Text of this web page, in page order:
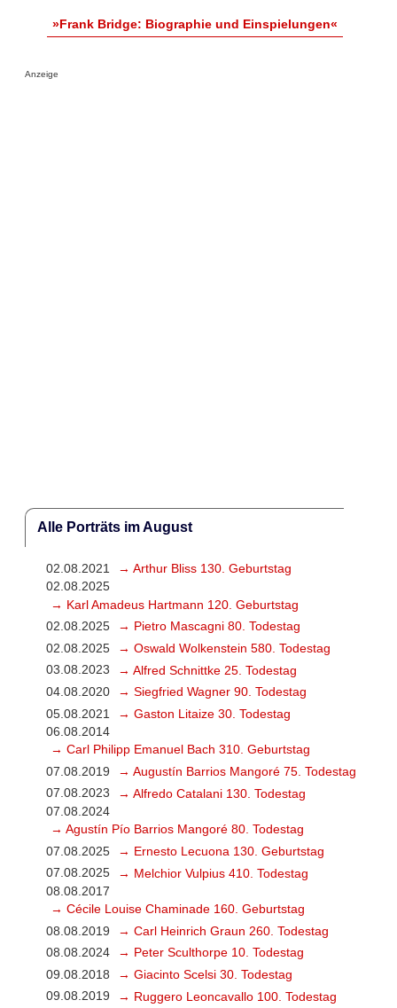
»Frank Bridge: Biographie und Einspielungen«
Anzeige
Alle Porträts im August
02.08.2021
→ Arthur Bliss 130. Geburtstag
02.08.2025
→ Karl Amadeus Hartmann 120. Geburtstag
02.08.2025
→ Pietro Mascagni 80. Todestag
02.08.2025
→ Oswald Wolkenstein 580. Todestag
03.08.2023
→ Alfred Schnittke 25. Todestag
04.08.2020
→ Siegfried Wagner 90. Todestag
05.08.2021
→ Gaston Litaize 30. Todestag
06.08.2014
→ Carl Philipp Emanuel Bach 310. Geburtstag
07.08.2019
→ Augustín Barrios Mangoré 75. Todestag
07.08.2023
→ Alfredo Catalani 130. Todestag
07.08.2024
→ Agustín Pío Barrios Mangoré 80. Todestag
07.08.2025
→ Ernesto Lecuona 130. Geburtstag
07.08.2025
→ Melchior Vulpius 410. Todestag
08.08.2017
→ Cécile Louise Chaminade 160. Geburtstag
08.08.2019
→ Carl Heinrich Graun 260. Todestag
08.08.2024
→ Peter Sculthorpe 10. Todestag
09.08.2018
→ Giacinto Scelsi 30. Todestag
09.08.2019
→ Ruggero Leoncavallo 100. Todestag